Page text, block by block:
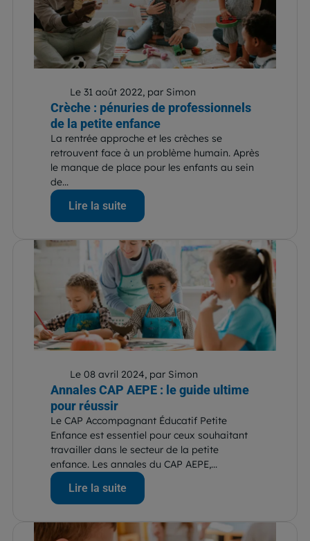
Le 31 août 2022, par Simon
Crèche : pénuries de professionnels
de la petite enfance
La rentrée approche et les crèches se
retrouvent face à un problème humain. Après
le manque de place pour les enfants au sein
de...
Lire la suite
Le 08 avril 2024, par Simon
Annales CAP AEPE : le guide ultime
pour réussir
Le CAP Accompagnant Éducatif Petite
Enfance est essentiel pour ceux souhaitant
travailler dans le secteur de la petite
enfance. Les annales du CAP AEPE,...
Lire la suite